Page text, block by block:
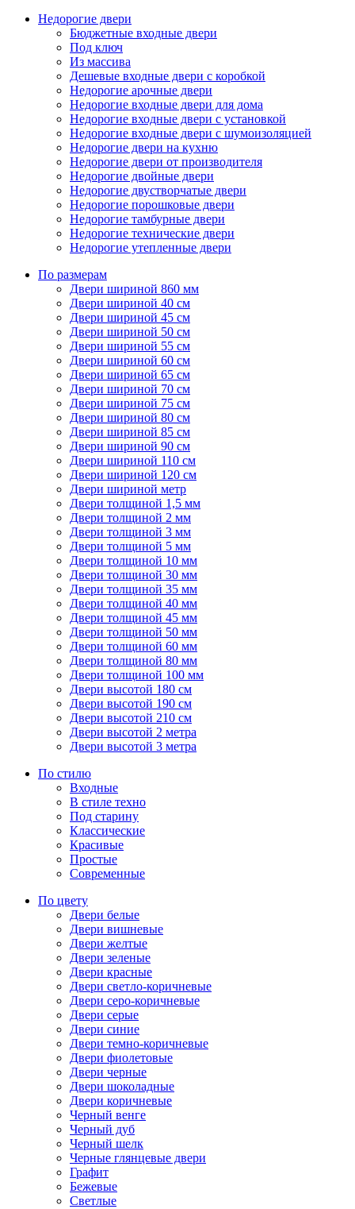
Недорогие двери
Бюджетные входные двери
Под ключ
Из массива
Дешевые входные двери с коробкой
Недорогие арочные двери
Недорогие входные двери для дома
Недорогие входные двери с установкой
Недорогие входные двери с шумоизоляцией
Недорогие двери на кухню
Недорогие двери от производителя
Недорогие двойные двери
Недорогие двустворчатые двери
Недорогие порошковые двери
Недорогие тамбурные двери
Недорогие технические двери
Недорогие утепленные двери
По размерам
Двери шириной 860 мм
Двери шириной 40 см
Двери шириной 45 см
Двери шириной 50 см
Двери шириной 55 см
Двери шириной 60 см
Двери шириной 65 см
Двери шириной 70 см
Двери шириной 75 см
Двери шириной 80 см
Двери шириной 85 см
Двери шириной 90 см
Двери шириной 110 см
Двери шириной 120 см
Двери шириной метр
Двери толщиной 1,5 мм
Двери толщиной 2 мм
Двери толщиной 3 мм
Двери толщиной 5 мм
Двери толщиной 10 мм
Двери толщиной 30 мм
Двери толщиной 35 мм
Двери толщиной 40 мм
Двери толщиной 45 мм
Двери толщиной 50 мм
Двери толщиной 60 мм
Двери толщиной 80 мм
Двери толщиной 100 мм
Двери высотой 180 см
Двери высотой 190 см
Двери высотой 210 см
Двери высотой 2 метра
Двери высотой 3 метра
По стилю
Входные
В стиле техно
Под старину
Классические
Красивые
Простые
Современные
По цвету
Двери белые
Двери вишневые
Двери желтые
Двери зеленые
Двери красные
Двери светло-коричневые
Двери серо-коричневые
Двери серые
Двери синие
Двери темно-коричневые
Двери фиолетовые
Двери черные
Двери шоколадные
Двери коричневые
Черный венге
Черный дуб
Черный шелк
Черные глянцевые двери
Графит
Бежевые
Светлые